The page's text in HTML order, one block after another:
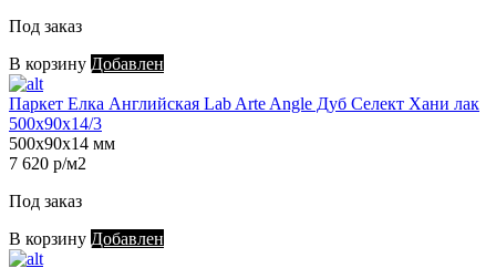
Под заказ
В корзину Добавлен
Паркет Елка Английская Lab Arte Angle Дуб Селект Хани лак
500х90х14/3
500х90х14 мм
7 620 р/м2
Под заказ
В корзину Добавлен